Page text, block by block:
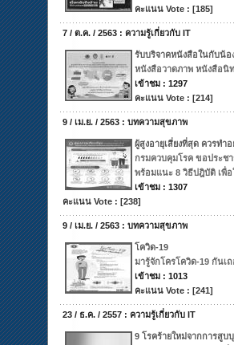
คะแนน Vote : [185]
7 / ต.ค. / 2563 : ความรู้เกี่ยวกับ IT
รับบริจาคหนังสือในกับน้อ
หนังสือวาดภาพ หนังสือนิ
เข้าชม : 1297
คะแนน Vote : [214]
9 / เม.ย. / 2563 : บทความสุขภาพ
ผู้สูงอายุเสี่ยงที่สุด ควรทำอ
กรมควบคุมโรค ขอประช
พร้อมแนะ 8 วิธีปฎิบัติ เพื่อ
เข้าชม : 1307
คะแนน Vote : [238]
9 / เม.ย. / 2563 : บทความสุขภาพ
โควิด-19
มารู้จักโครโควิด-19 กันเถ
เข้าชม : 1013
คะแนน Vote : [241]
23 / ธ.ค. / 2557 : ความรู้เกี่ยวกับ IT
9 โรคร้ายใหม่จากการสูบ